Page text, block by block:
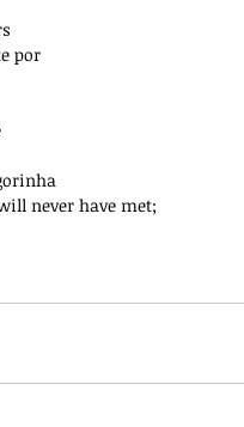
por
never have met;